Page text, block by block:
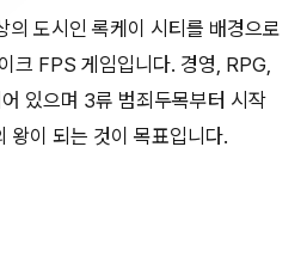
도시인 록케이 시티를 배경으로
크 FPS 게임입니다. 경영, RPG,
있으며 3류 범죄두목부터 시작
왕이 되는 것이 목표입니다.